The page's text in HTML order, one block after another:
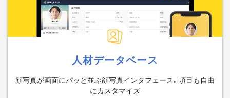
人材データベース
顔写真が画面にパッと並ぶ顔写真インタフェース。項目も自由
にカスタマイズ